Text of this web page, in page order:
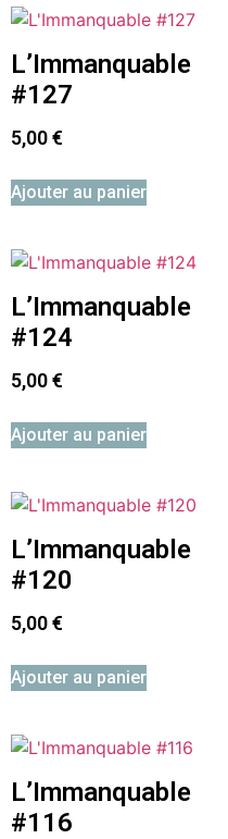
L’Immanquable
#127
5,00€
Ajouter au panier
L’Immanquable
#124
5,00€
Ajouter au panier
L’Immanquable
#120
5,00€
Ajouter au panier
L’Immanquable
#116